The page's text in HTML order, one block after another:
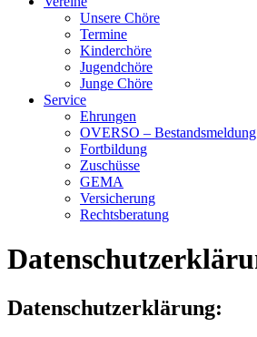
Unsere Chöre
Termine
Kinderchöre
Jugendchöre
Junge Chöre
Service
Ehrungen
OVERSO – Bestandsmeldung
Fortbildung
Zuschüsse
GEMA
Versicherung
Rechtsberatung
Datenschutzerklärung: